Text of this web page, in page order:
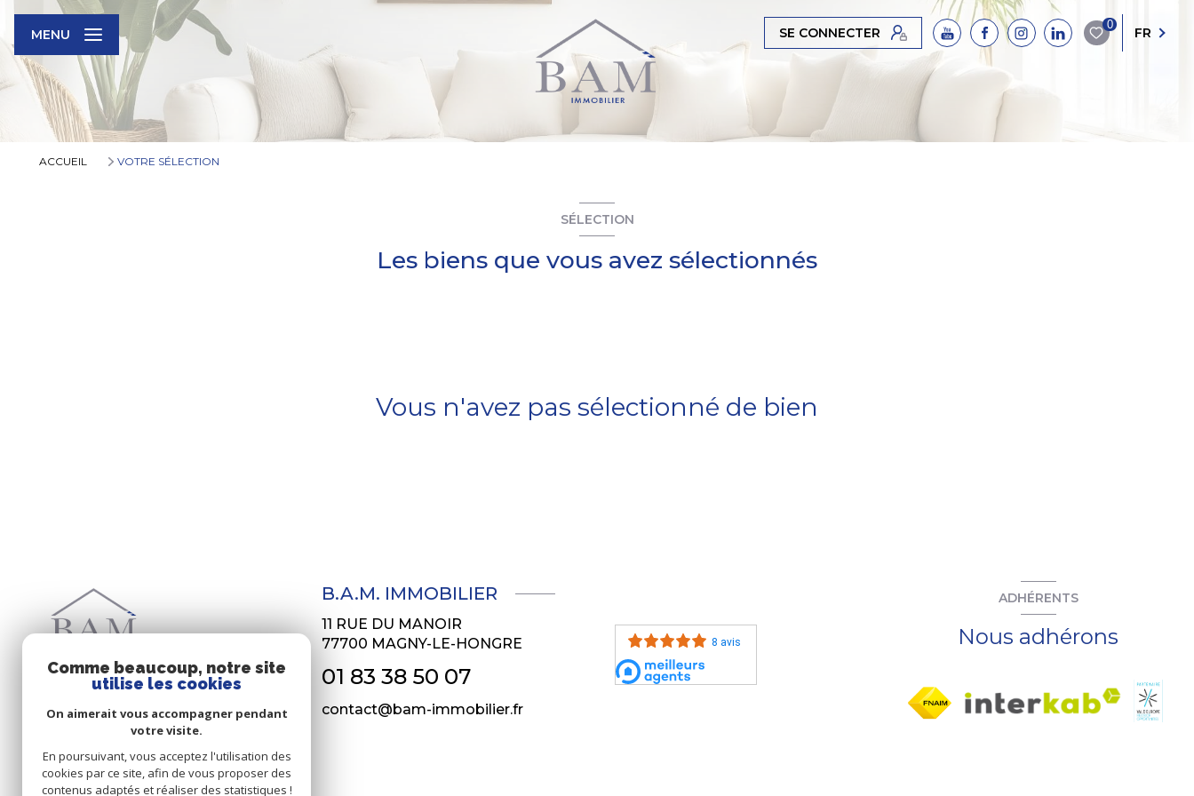
SE CONNECTER
0
FR
MENU
ACCUEIL VOTRE SÉLECTION
SÉLECTION
Les biens que vous avez sélectionnés
Vous n'avez pas sélectionné de bien
B.A.M. IMMOBILIER
11 RUE DU MANOIR
77700 MAGNY-LE-HONGRE
01 83 38 50 07
contact@bam-immobilier.fr
8 avis
ADHÉRENTS
Nous adhérons
Comme beaucoup, notre site
utilise les cookies
On aimerait vous accompagner pendant
votre visite.
En poursuivant, vous acceptez l'utilisation des
cookies par ce site, afin de vous proposer des
contenus adaptés et réaliser des statistiques !